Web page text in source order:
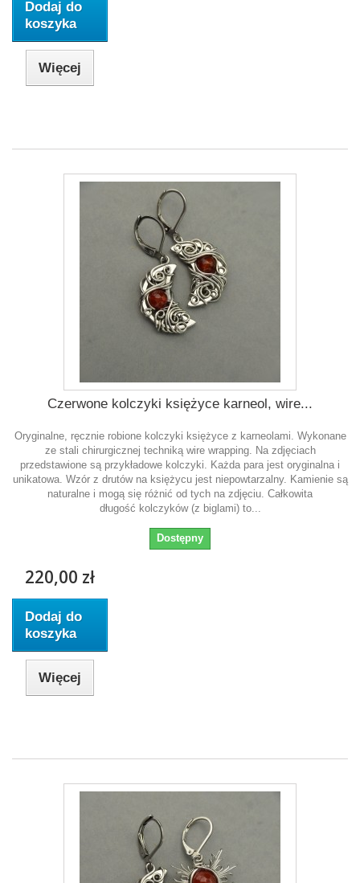
Dodaj do
koszyka
Więcej
Czerwone kolczyki księżyce karneol, wire...
Oryginalne, ręcznie robione kolczyki księżyce z karneolami. Wykonane
ze stali chirurgicznej techniką wire wrapping. Na zdjęciach
przedstawione są przykładowe kolczyki. Każda para jest oryginalna i
unikatowa. Wzór z drutów na księżycu jest niepowtarzalny. Kamienie są
naturalne i mogą się różnić od tych na zdjęciu. Całkowita
długość kolczyków (z biglami) to...
Dostępny
220,00 zł
Dodaj do
koszyka
Więcej